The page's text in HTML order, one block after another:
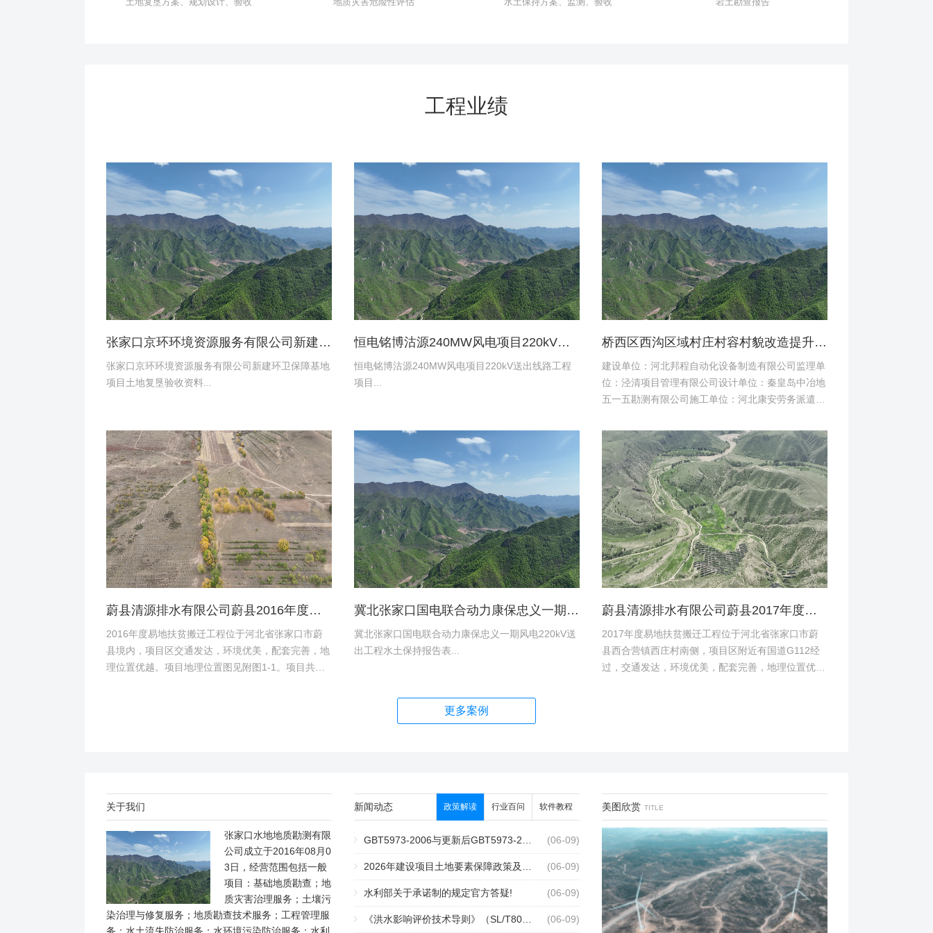
工程业绩
张家口京环环境资源服务有限公司新建环卫保障基地项目土地复垦验收资料
张家口京环环境资源服务有限公司新建环卫保障基地
项目土地复垦验收资料...
恒电铭博沽源240MW风电项目220kV送出线路工程项目土地复垦验收资料
恒电铭博沽源240MW风电项目220kV送出线路工程
项目...
桥西区西沟区域村庄村容村貌改造提升及基础设施建设项目堆料场土地复垦验收资料
建设单位：河北邦程自动化设备制造有限公司监理单
位：泾清项目管理有限公司设计单位：秦皇岛中冶地
五一五勘测有限公司施工单位：河北康安劳务派遣有
设施建设项目堆料...
蔚县清源排水有限公司蔚县2016年度易地扶贫搬迁工程水土保持方案
2016年度易地扶贫搬迁工程位于河北省张家口市蔚
县境内，项目区交通发达，环境优美，配套完善，地
理位置优越。项目地理位置图见附图1-1。项目共建1
冀北张家口国电联合动力康保忠义一期风电220kV送出工程水土保持报告表
冀北张家口国电联合动力康保忠义一期风电220kV送
出工程水土保持报告表...
蔚县清源排水有限公司蔚县2017年度易地扶贫搬迁工程（一期）水土保持方案
2017年度易地扶贫搬迁工程位于河北省张家口市蔚
县西合营镇西庄村南侧，项目区附近有国道G112经
过，交通发达，环境优美，配套完善，地理位置优
更多案例
关于我们
张家口水地地质勘测有限
公司成立于2016年08月0
3日，经营范围包括一般
项目：基础地质勘查；地
质灾害治理服务；土壤污
染治理与修复服务；地质勘查技术服务；工程管理服
新闻动态 政策解读 行业百问 软件教程
2个月前
(06-09)
2个月前
(06-09)
2个月前
(06-09)
水利部关于承诺制的规定官方答疑!
2个月前
(06-09)
《洪水影响评价技术导则》（SL/T808-2025）核心解读
美图欣赏 TITLE